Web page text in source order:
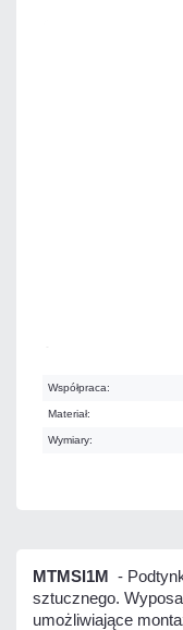
Współpraca:
Materiał:
Wymiary:
MTMSI1M -
sztucznego.
umożliwiające